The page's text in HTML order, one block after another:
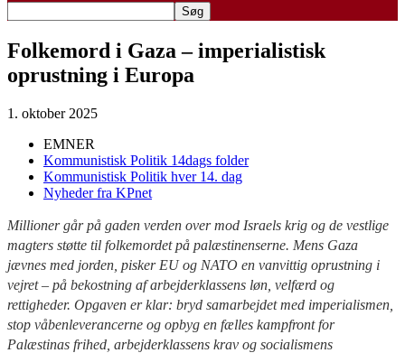
Folkemord i Gaza – imperialistisk
oprustning i Europa
1. oktober 2025
EMNER
Kommunistisk Politik 14dags folder
Kommunistisk Politik hver 14. dag
Nyheder fra KPnet
Millioner går på gaden verden over mod Israels krig og de vestlige
magters støtte til folkemordet på palæstinenserne. Mens Gaza
jævnes med jorden, pisker EU og NATO en vanvittig oprustning i
vejret – på bekostning af arbejderklassens løn, velfærd og
rettigheder. Opgaven er klar: bryd samarbejdet med imperialismen,
stop våbenleverancerne og opbyg en fælles kampfront for
Palæstinas frihed, arbejderklassens krav og socialismens